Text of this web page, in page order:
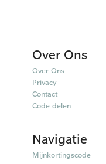
Over Ons
Over Ons
Privacy
Contact
Code delen
Navigatie
Mijnkortingscode